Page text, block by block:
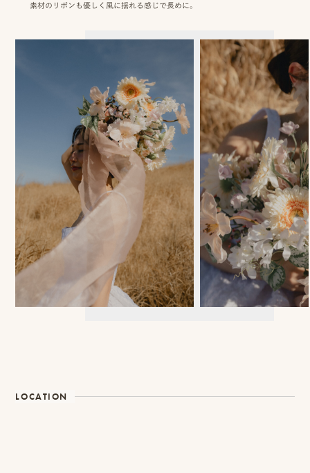
YOUTUBE
INSTAGRAM
素材のリボンも優しく風に揺れる感じで長めに。
LOCATION